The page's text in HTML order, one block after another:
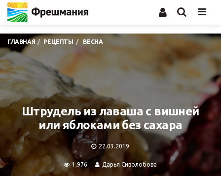
ГЛАВНАЯ РЕЦЕПТЫ ВЕСНА
Штрудель из лаваша с вишней
или яблоками без сахара
22.03.2019
1,976 Дарья Сиволобова